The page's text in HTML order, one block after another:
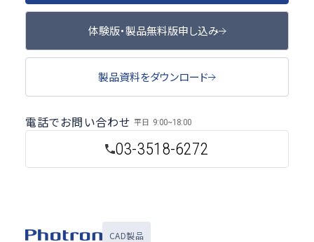
体験版・製品無料版申し込み
製品資料をダウンロード
03-3518-6272
電話でお問い合わせ 平日 9:00~18:00
CAD製品